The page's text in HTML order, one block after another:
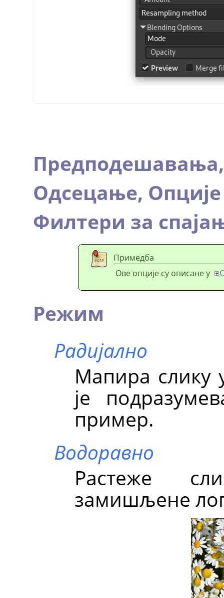
Одсецање,
Филтери за
Примедба
Ове опције су описане у
Режим
Радијално
Мапира слику
је
пример.
Водоравно
Растеже
замишљене